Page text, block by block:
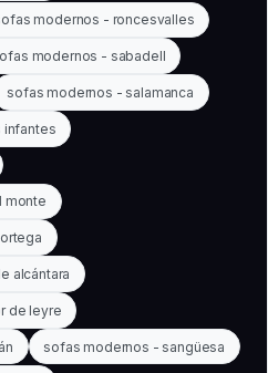
modernos - roncesvalles
modernos - sabadell
sofas modernos - salamanca
infantes
monte
alcántara
de leyre
sofas modernos - sangüesa